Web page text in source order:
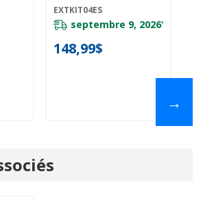
- Largeur Et 12 Po
(30,5 Cm) De
Hauteur
EXTKIT04ES
EXTKIT04ES
septembre 9, 2026*
148,99$
→